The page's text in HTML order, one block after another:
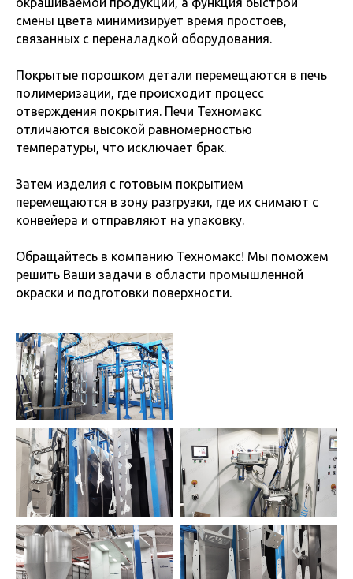
смены цвета минимизирует время простоев,
связанных с переналадкой оборудования.
Покрытые порошком детали перемещаются в печь
полимеризации, где происходит процесс
отверждения покрытия. Печи Техномакс
отличаются высокой равномерностью
температуры, что исключает брак.
Затем изделия с готовым покрытием
перемещаются в зону разгрузки, где их снимают с
конвейера и отправляют на упаковку.
Обращайтесь в компанию Техномакс! Мы поможем
решить Ваши задачи в области промышленной
окраски и подготовки поверхности.